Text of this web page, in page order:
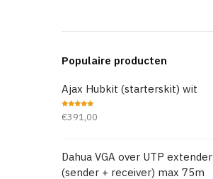
Populaire producten
Ajax Hubkit (starterskit) wit
Waardering
5.00 uit 5
€391,00
Dahua VGA over UTP extender
(sender + receiver) max 75m